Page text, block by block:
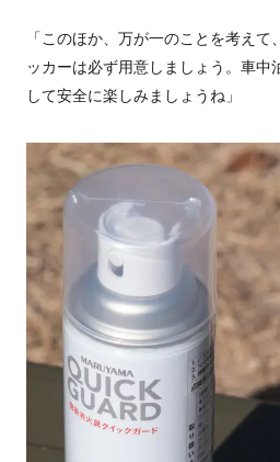
「このほか、万が一のことを考えて
ッカーは必ず用意しましょう。車中
して安全に楽しみましょうね」